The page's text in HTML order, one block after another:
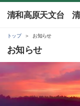
清和高原天文台
トップ お知らせ
お知らせ